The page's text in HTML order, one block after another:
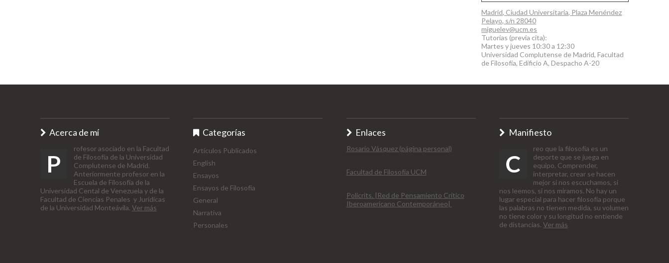
Madrid, Ciudad Universitaria, Plaza Menéndez
Pelayo, s/n 28040
miguelev@ucm.es
Tutorías (previa cita):
Martes y jueves 10:30 a 12:30
Universidad Complutense de Madrid, Facultad
de Filosofía, Edificio A, Despacho A-20
Acerca de mí
P
rofesor asociado en la Facultad
de Filosofía de la Universidad
Complutense de Madrid.
Anteriormente profesor en la
Escuela de Filosofía de la
Universidad Cental de Venezuela y de la
Facultad de Ciencias Penales y Jurídicas
de la Universidad Monteávila. Ver más
Categorías
Artículos Publicados
English
Ensayos
Ensayos de Filosofía
General
Narrativa
Personales
Enlaces
Rosario Vásquez (página personal)
Facultad de Filosofía UCM
Policrits. |Red de Pensamiento Crítico
Iberoamericano Contemporáneo|
Manifiesto
C
reo que la filosofía es un
deporte que se juega en
equipo. Comprender,
interpretar, crear se hacen
mejor si nos escuchamos, si
nos leemos, si nos miramos. No hay un
lugar especial para hacer filosofía porque
las palabras no tienen medida, su volumen
no tiene color y su longitud no entiende
de distancias.Ver más